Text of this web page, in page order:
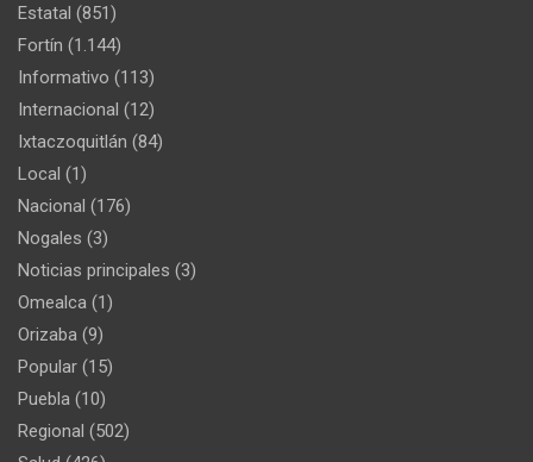
Estatal (851)
Fortín (1.144)
Informativo (113)
Internacional (12)
Ixtaczoquitlán (84)
Local (1)
Nacional (176)
Nogales (3)
Noticias principales (3)
Omealca (1)
Orizaba (9)
Popular (15)
Puebla (10)
Regional (502)